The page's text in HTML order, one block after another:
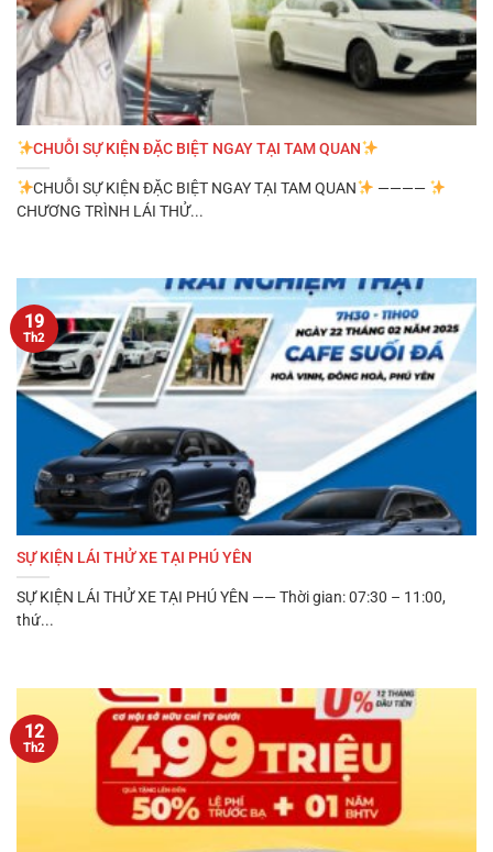
CHUỖI SỰ KIỆN ĐẶC BIỆT NGAY TẠI TAM QUAN
CHUỖI SỰ KIỆN ĐẶC BIỆT NGAY TẠI TAM QUAN
————
CHƯƠNG TRÌNH LÁI THỬ...
SỰ KIỆN LÁI THỬ XE TẠI PHÚ YÊN
SỰ KIỆN LÁI THỬ XE TẠI PHÚ YÊN —— Thời gian: 07:30 – 11:00,
thứ...
19
Th2
12
Th2